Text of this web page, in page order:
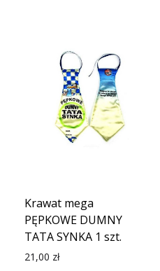
Krawat mega
PĘPKOWE DUMNY
TATA SYNKA 1 szt.
21,00 zł